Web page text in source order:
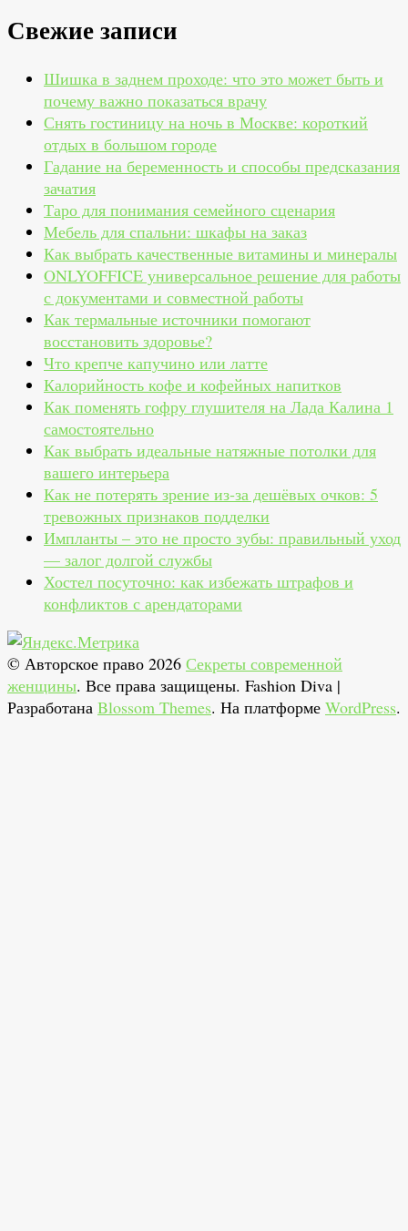
Свежие записи
Шишка в заднем проходе: что это может быть и
почему важно показаться врачу
Снять гостиницу на ночь в Москве: короткий
отдых в большом городе
Гадание на беременность и способы предсказания
зачатия
Таро для понимания семейного сценария
Мебель для спальни: шкафы на заказ
Как выбрать качественные витамины и минералы
ONLYOFFICE универсальное решение для работы
с документами и совместной работы
Как термальные источники помогают
восстановить здоровье?
Что крепче капучино или латте
Калорийность кофе и кофейных напитков
Как поменять гофру глушителя на Лада Калина 1
самостоятельно
Как выбрать идеальные натяжные потолки для
вашего интерьера
Как не потерять зрение из‑за дешёвых очков: 5
тревожных признаков подделки
Импланты – это не просто зубы: правильный уход
— залог долгой службы
Хостел посуточно: как избежать штрафов и
конфликтов с арендаторами
© Авторское право 2026 Секреты современной
женщины. Все права защищены. Fashion Diva |
Разработана Blossom Themes. На платформе WordPress.